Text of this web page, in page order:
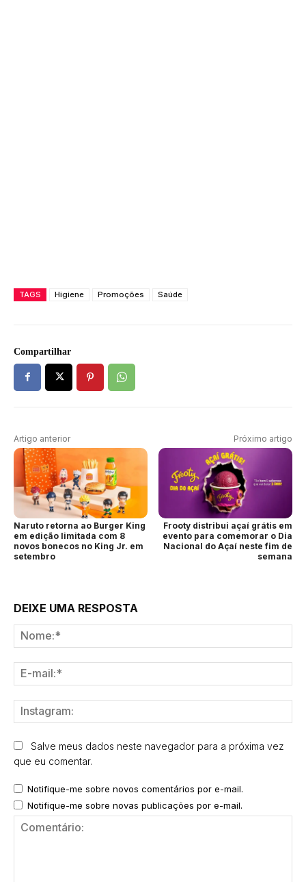
TAGS Higiene Promoções Saúde
Compartilhar
Artigo anterior
Naruto retorna ao Burger King
em edição limitada com 8
novos bonecos no King Jr. em
setembro
Próximo artigo
Frooty distribui açaí grátis em
evento para comemorar o Dia
Nacional do Açaí neste fim de
semana
DEIXE UMA RESPOSTA
Salve meus dados neste navegador para a próxima vez
que eu comentar.
Notifique-me sobre novos comentários por e-mail.
Notifique-me sobre novas publicações por e-mail.